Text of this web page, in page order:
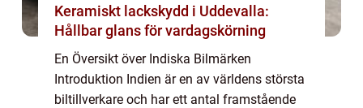
Keramiskt lackskydd i Uddevalla:
Hållbar glans för vardagskörning
En Översikt över Indiska Bilmärken
Introduktion Indien är en av världens största
biltillverkare och har ett antal framstående